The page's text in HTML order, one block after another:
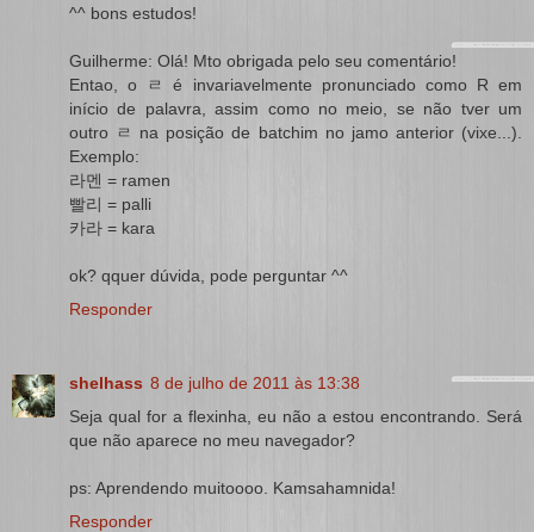
^^ bons estudos!
Guilherme: Olá! Mto obrigada pelo seu comentário!
Entao, o ㄹ é invariavelmente pronunciado como R em
início de palavra, assim como no meio, se não tver um
outro ㄹ na posição de batchim no jamo anterior (vixe...).
Exemplo:
라멘 = ramen
빨리 = palli
카라 = kara
ok? qquer dúvida, pode perguntar ^^
Responder
shelhass 8 de julho de 2011 às 13:38
Seja qual for a flexinha, eu não a estou encontrando. Será
que não aparece no meu navegador?
ps: Aprendendo muitoooo. Kamsahamnida!
Responder